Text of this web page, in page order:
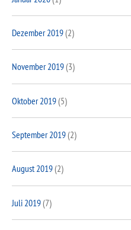
Dezember 2019(2)
November 2019(3)
Oktober 2019(5)
September 2019(2)
August 2019(2)
Juli 2019(7)